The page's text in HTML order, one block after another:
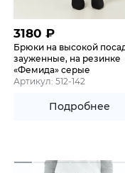
3180 ₽
Брюки на высокой
зауженные, на резинке
«Фемида» серые
Артикул: 512-142
Подробнее